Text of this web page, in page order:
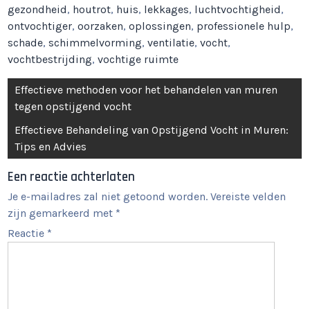
gezondheid, houtrot, huis, lekkages, luchtvochtigheid,
ontvochtiger,oorzaken,oplossingen, professionele hulp,
schade,schimmelvorming,ventilatie,vocht,
vochtbestrijding,vochtige ruimte
Berichtnavigatie
Effectieve methoden voor het behandelen van muren
tegen opstijgend vocht
Effectieve Behandeling van Opstijgend Vocht in Muren:
Tips en Advies
Een reactie achterlaten
Je e-mailadres zal niet getoond worden. Vereiste velden
zijn gemarkeerd met *
Reactie *